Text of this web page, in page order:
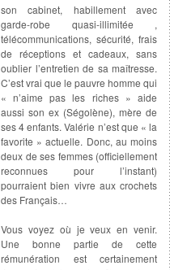
son cabinet, habillement avec
garde-robe quasi-illimitée ,
télécommunications, sécurité, frais
de réceptions et cadeaux, sans
oublier l’entretien de sa maîtresse.
C’est vrai que le pauvre homme qui
« n’aime pas les riches » aide
aussi son ex (Ségolène), mère de
ses 4 enfants. Valérie n’est que « la
favorite » actuelle. Donc, au moins
deux de ses femmes (officiellement
reconnues pour l’instant)
pourraient bien vivre aux crochets
des Français…
Vous voyez où je veux en venir.
Une bonne partie de cette
rémunération est certainement